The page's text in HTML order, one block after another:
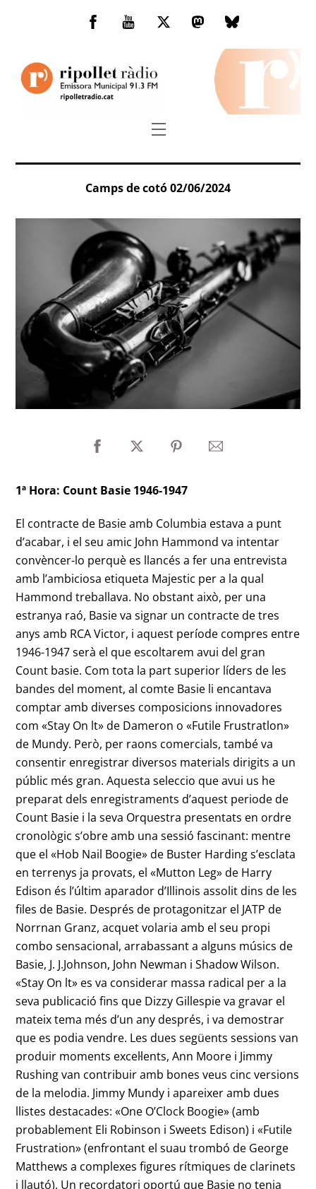
Facebook
You
TwitterMastodonBluesky
Menu
Camps de cotó 02/06/2024
1ª Hora: Count Basie 1946-1947
El contracte de Basie amb Columbia estava a punt
d’acabar, i el seu amic John Hammond va intentar
convèncer-lo perquè es llancés a fer una entrevista
amb l’ambiciosa etiqueta Majestic per a la qual
Hammond treballava. No obstant això, per una
estranya raó, Basie va signar un contracte de tres
anys amb RCA Victor, i aquest període compres entre
1946-1947 serà el que escoltarem avui del gran
Count basie. Com tota la part superior líders de les
bandes del moment, al comte Basie li encantava
comptar amb diverses composicions innovadores
com «Stay On lt» de Dameron o «Futile Frustratlon»
de Mundy. Però, per raons comercials, també va
consentir enregistrar diversos materials dirigits a un
públic més gran. Aquesta seleccio que avui us he
preparat dels enregistraments d’aquest periode de
Count Basie i la seva Orquestra presentats en ordre
cronològic s’obre amb una sessió fascinant: mentre
que el «Hob Nail Boogie» de Buster Harding s’esclata
en terrenys ja provats, el «Mutton Leg» de Harry
Edison és l’últim aparador d’Illinois assolit dins de les
files de Basie. Després de protagonitzar el JATP de
Norrnan Granz, acquet volaria amb el seu propi
combo sensacional, arrabassant a alguns músics de
Basie, J. J.Johnson, John Newman i Shadow Wilson.
«Stay On lt» es va considerar massa radical per a la
seva publicació fins que Dizzy Gillespie va gravar el
mateix tema més d’un any després, i va demostrar
que es podia vendre. Les dues següents sessions van
produir moments excel·lents, Ann Moore i Jimmy
Rushing van contribuir amb bones veus cinc versions
de la melodia. Jimmy Mundy i apareixer amb dues
llistes destacades: «One O’Clock Boogie» (amb
probablement Eli Robinson i Sweets Edison) i «Futile
Frustration» (enfrontant el suau trombó de George
Matthews a complexes figures rítmiques de clarinets
i llautó). Un recordatori oportú que Basie no tenia